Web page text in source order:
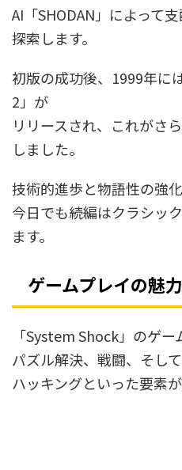
AI「SHODAN」によって
探索します。
初版の成功後、1999年に
2」が
リリースされ、これがさ
しました。
技術的進歩と物語性の強化
今日でも続編はクラシッ
ます。
ゲームプレイの魅力
「System Shock」のゲー
パズル解決、戦闘、そして
ハッキングといった要素